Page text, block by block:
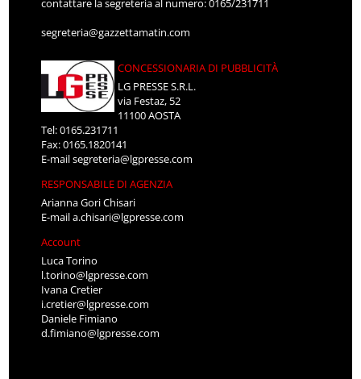
contattare la segreteria al numero: 0165/231711
segreteria@gazzettamatin.com
CONCESSIONARIA DI PUBBLICITÀ
LG PRESSE S.R.L.
via Festaz, 52
11100 AOSTA
Tel: 0165.231711
Fax: 0165.1820141
E-mailsegreteria@lgpresse.com
RESPONSABILE DI AGENZIA
Arianna Gori Chisari
E-maila.chisari@lgpresse.com
Account
Luca Torino
l.torino@lgpresse.com
Ivana Cretier
i.cretier@lgpresse.com
Daniele Fimiano
d.fimiano@lgpresse.com